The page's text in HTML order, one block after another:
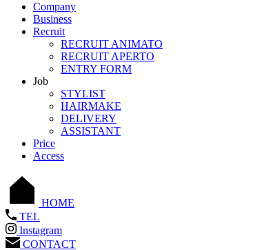
Company
Business
Recruit
RECRUIT ANIMATO
RECRUIT APERTO
ENTRY FORM
Job
STYLIST
HAIRMAKE
DELIVERY
ASSISTANT
Price
Access
HOME
TEL
Instagram
CONTACT